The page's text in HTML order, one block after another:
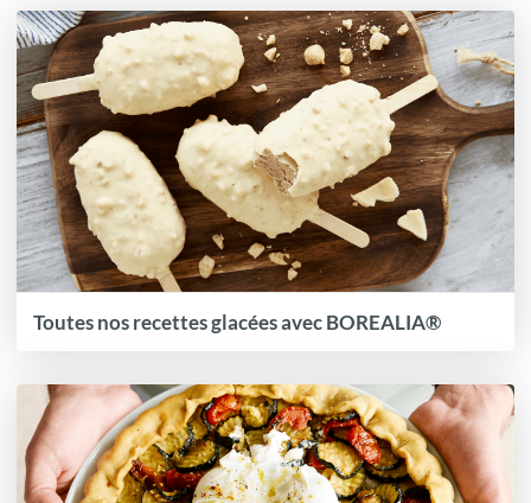
Toutes nos recettes glacées avec BOREALIA®